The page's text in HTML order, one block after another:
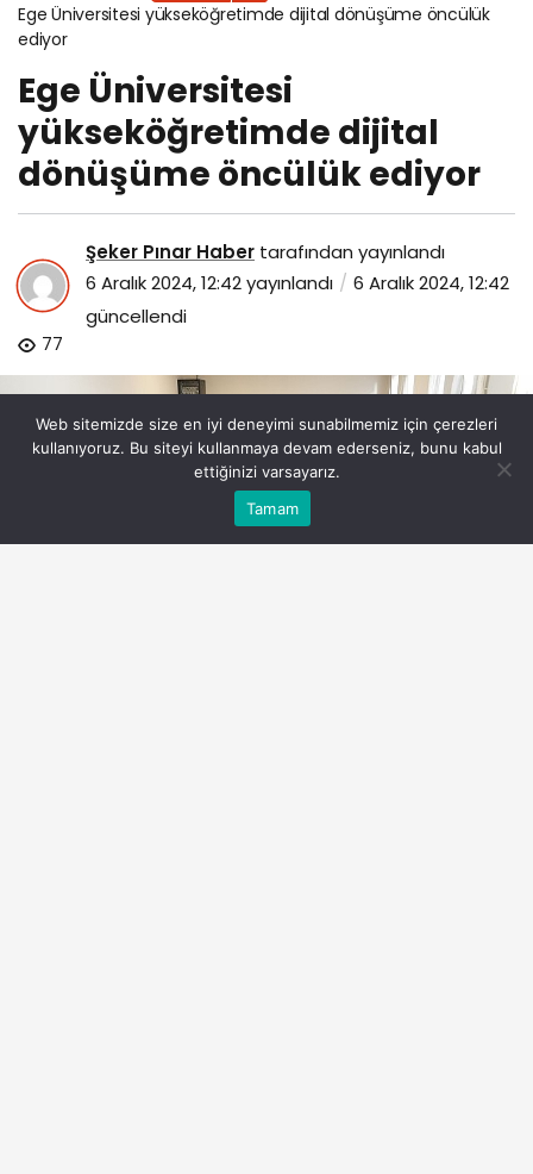
Ege Üniversitesi yükseköğretimde dijital dönüşüme öncülük
ediyor
Ege Üniversitesi
yükseköğretimde dijital
dönüşüme öncülük ediyor
Şeker Pınar Haber tarafından yayınlandı
6 Aralık 2024, 12:42yayınlandı
6 Aralık 2024, 12:42
güncellendi
77
Bu web sitesinde en iyi deneyimi yaşamanızı sağlamak
için çerezler kullanılmaktadır.
Eczaneler
Web sitemizde size en iyi deneyimi sunabilmemiz için çerezleri
kullanıyoruz. Bu siteyi kullanmaya devam ederseniz, bunu kabul
ettiğinizi varsayarız.
Tamam